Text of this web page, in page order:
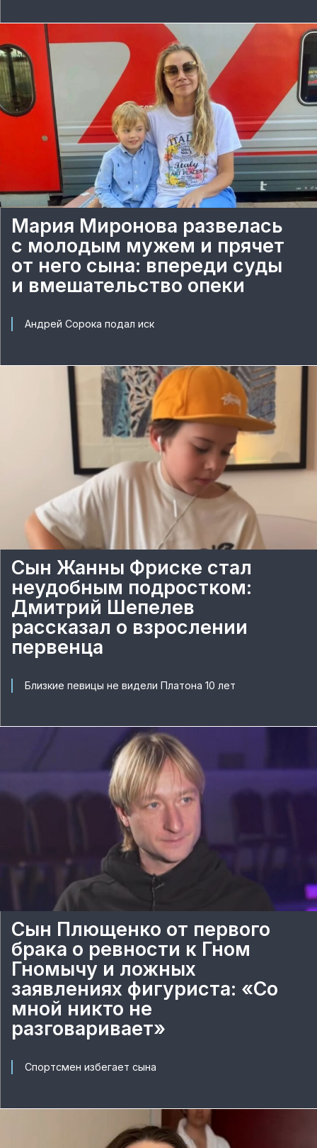
Мария Миронова развелась
с молодым мужем и прячет
от него сына: впереди суды
и вмешательство опеки
Андрей Сорока подал иск
Сын Жанны Фриске стал
неудобным подростком:
Дмитрий Шепелев
рассказал о взрослении
первенца
Близкие певицы не видели Платона 10 лет
Сын Плющенко от первого
брака о ревности к Гном
Гномычу и ложных
заявлениях фигуриста: «Со
мной никто не
разговаривает»
Спортсмен избегает сына